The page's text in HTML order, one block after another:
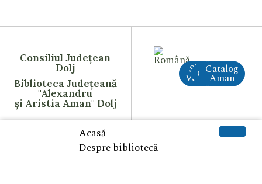
Consiliul Județean
Dolj
Biblioteca Județeană
"Alexandru
și Aristia Aman" Dolj
Site
VechiCreAI
Catalog
Aman
Acasă
Despre bibliotecă